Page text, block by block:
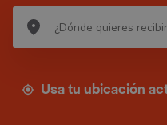
Usa tu ubicación